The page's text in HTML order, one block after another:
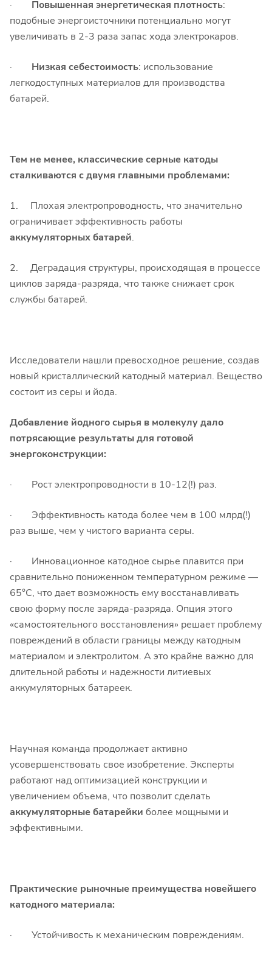
· Повышенная энергетическая плотность:
подобные энергоисточники потенциально могут
увеличивать в 2-3 раза запас хода электрокаров.
· Низкая себестоимость: использование
легкодоступных материалов для производства
батарей.
Тем не менее, классические серные катоды
сталкиваются с двумя главными проблемами:
1. Плохая электропроводность, что значительно
ограничивает эффективность работы
аккумуляторных батарей.
2. Деградация структуры, происходящая в процессе
циклов заряда-разряда, что также снижает срок
службы батарей.
Исследователи нашли превосходное решение, создав
новый кристаллический катодный материал. Вещество
состоит из серы и йода.
Добавление йодного сырья в молекулу дало
потрясающие результаты для готовой
энергоконструкции:
· Рост электропроводности в 10-12(!) раз.
· Эффективность катода более чем в 100 млрд(!)
раз выше, чем у чистого варианта серы.
· Инновационное катодное сырье плавится при
сравнительно пониженном температурном режиме —
65°C, что дает возможность ему восстанавливать
свою форму после заряда-разряда. Опция этого
«самостоятельного восстановления» решает проблему
повреждений в области границы между катодным
материалом и электролитом. А это крайне важно для
длительной работы и надежности литиевых
аккумуляторных батареек.
Научная команда продолжает активно
усовершенствовать свое изобретение. Эксперты
работают над оптимизацией конструкции и
увеличением объема, что позволит сделать
аккумуляторные батарейки более мощными и
эффективными.
Практические рыночные преимущества новейшего
катодного материала:
· Устойчивость к механическим повреждениям.